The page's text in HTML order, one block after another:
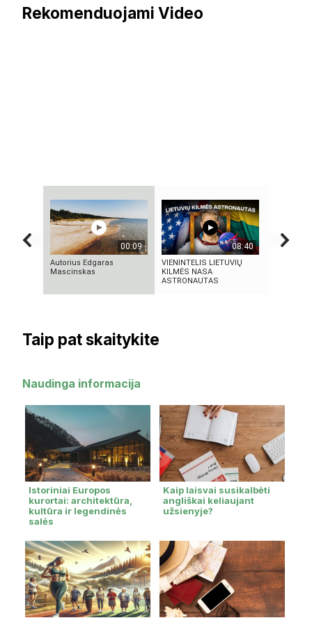
Rekomenduojami Video
00:09
Autorius Edgaras
Mascinskas
08:40
VIENINTELIS LIETUVIŲ
KILMĖS NASA
ASTRONAUTAS
Taip pat skaitykite
Naudinga informacija
Istoriniai Europos
kurortai: architektūra,
kultūra ir legendinės
salės
Kaip laisvai susikalbėti
angliškai keliaujant
užsienyje?